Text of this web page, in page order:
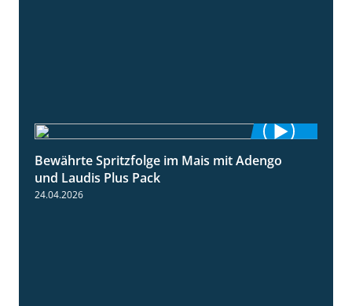
1:22
Bewährte Spritzfolge im Mais mit Adengo
und Laudis Plus Pack
24.04.2026